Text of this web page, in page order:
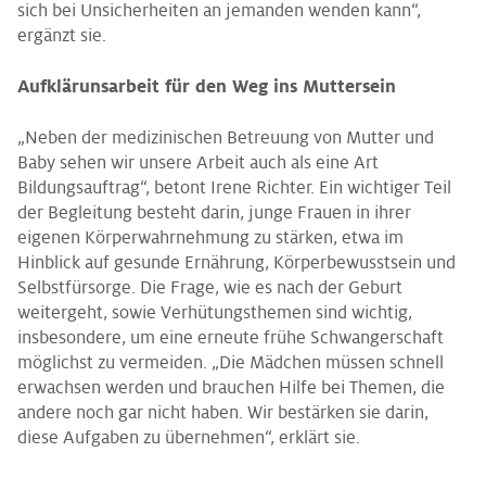
sich bei Unsicherheiten an jemanden wenden kann“,
ergänzt sie.
Aufklärunsarbeit für den Weg ins Muttersein
„Neben der medizinischen Betreuung von Mutter und
Baby sehen wir unsere Arbeit auch als eine Art
Bildungsauftrag“, betont Irene Richter. Ein wichtiger Teil
der Begleitung besteht darin, junge Frauen in ihrer
eigenen Körperwahrnehmung zu stärken, etwa im
Hinblick auf gesunde Ernährung, Körperbewusstsein und
Selbstfürsorge. Die Frage, wie es nach der Geburt
weitergeht, sowie Verhütungsthemen sind wichtig,
insbesondere, um eine erneute frühe Schwangerschaft
möglichst zu vermeiden. „Die Mädchen müssen schnell
erwachsen werden und brauchen Hilfe bei Themen, die
andere noch gar nicht haben. Wir bestärken sie darin,
diese Aufgaben zu übernehmen“, erklärt sie.